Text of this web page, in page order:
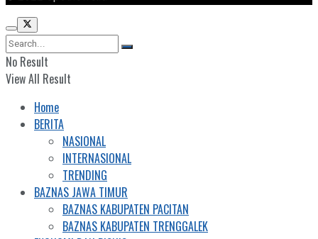
No Result
View All Result
Home
BERITA
NASIONAL
INTERNASIONAL
TRENDING
BAZNAS JAWA TIMUR
BAZNAS KABUPATEN PACITAN
BAZNAS KABUPATEN TRENGGALEK